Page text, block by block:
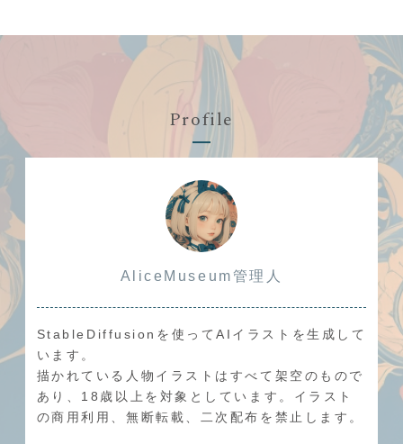
Profile
AliceMuseum管理人
StableDiffusionを使ってAIイラストを生成して
います。
描かれている人物イラストはすべて架空のもので
あり、18歳以上を対象としています。イラスト
の商用利用、無断転載、二次配布を禁止します。